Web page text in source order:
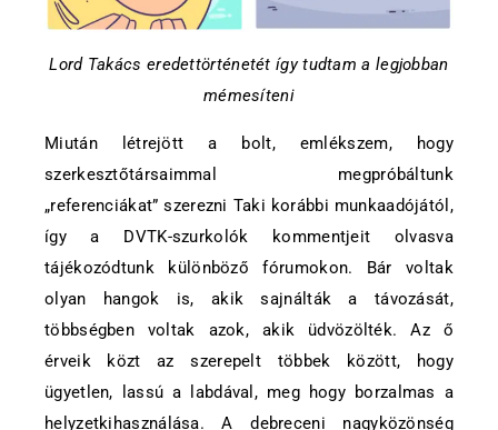
Lord Takács eredettörténetét így tudtam a legjobban
mémesíteni
Miután létrejött a bolt, emlékszem, hogy
szerkesztőtársaimmal megpróbáltunk
„referenciákat” szerezni Taki korábbi munkaadójától,
így a DVTK-szurkolók kommentjeit olvasva
tájékozódtunk különböző fórumokon. Bár voltak
olyan hangok is, akik sajnálták a távozását,
többségben voltak azok, akik üdvözölték. Az ő
érveik közt az szerepelt többek között, hogy
ügyetlen, lassú a labdával, meg hogy borzalmas a
helyzetkihasználása. A debreceni nagyközönség